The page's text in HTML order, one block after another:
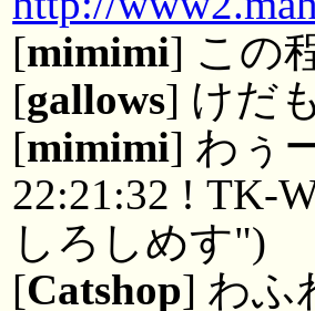
[mimimi] この
[gallows] けだ
[mimimi] わぅ
22:21:32 ! TK-
しろしめす")
[Catshop] わふ